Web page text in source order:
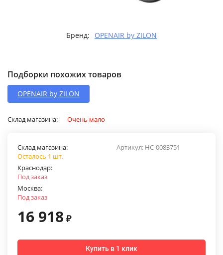
Бренд: OPENAIR by ZILON
Подборки похожих товаров
OPENAIR by ZILON
Склад магазина: Очень мало
Артикул: НС-0083751
Склад магазина:
Осталось 1 шт.
Краснодар:
Под заказ
Москва:
Под заказ
16 918 ₽
Купить в 1 клик